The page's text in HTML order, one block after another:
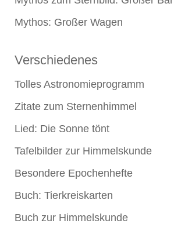
Mythos: Großer Wagen
Verschiedenes
Tolles Astronomieprogramm
Zitate zum Sternenhimmel
Lied: Die Sonne tönt
Tafelbilder zur Himmelskunde
Besondere Epochenhefte
Buch: Tierkreiskarten
Buch zur Himmelskunde